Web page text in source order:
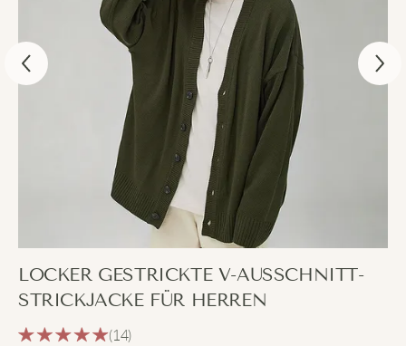
LOCKER GESTRICKTE V-AUSSCHNITT-
STRICKJACKE FÜR HERREN
(14)